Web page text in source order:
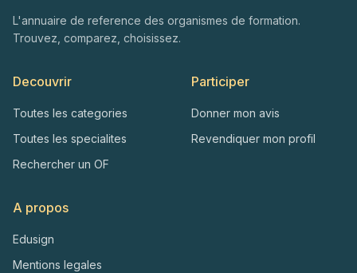
L'annuaire de reference des organismes de formation.
Trouvez, comparez, choisissez.
Decouvrir
Toutes les categories
Toutes les specialites
Rechercher un OF
Participer
Donner mon avis
Revendiquer mon profil
A propos
Edusign
Mentions legales